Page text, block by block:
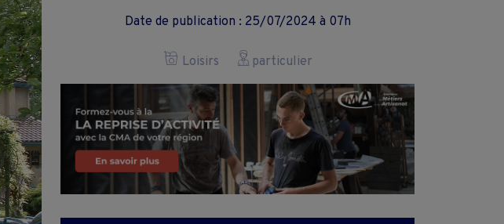
Date de publication : 25/07/2024 à 07h
Loisirs particulier